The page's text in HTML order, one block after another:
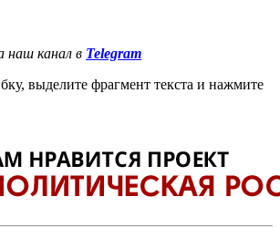
наш канал в Telegram
выделите фрагмент текста и нажмите